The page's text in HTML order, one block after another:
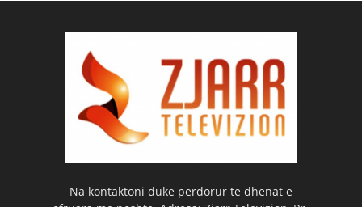
Na kontaktoni duke përdorur të dhënat e